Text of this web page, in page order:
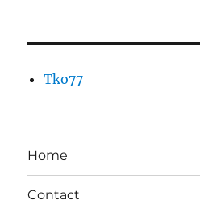
Tko77
Home
Contact